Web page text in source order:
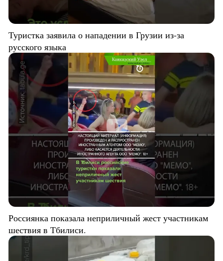
Туристка заявила о нападении в Грузии из-за
русского языка
Россиянка показала неприличный жест участникам
шествия в Тбилиси.